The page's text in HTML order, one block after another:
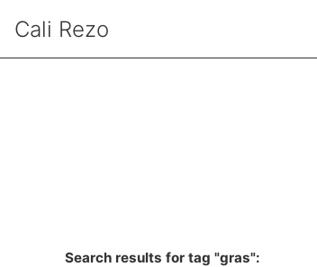
Cali Rezo
Search results for tag "gras":